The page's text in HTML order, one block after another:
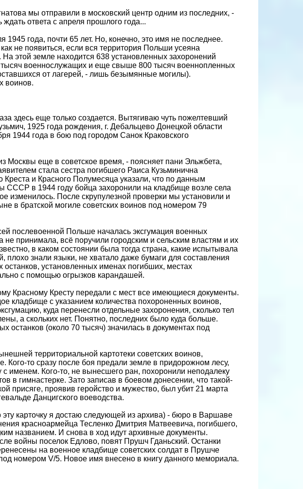
мы отправили в московский центр одним из последних, -
ответа с апреля прошлого года...
1945 года, почти 65 лет. Но, конечно, это имя не последнее.
не появиться, если вся территория Польши усеяна
этой земле находится 638 установленных захоронений
тысяч военнослужащих и еще свыше 800 тысяч военнопленных
от лагерей, - лишь безымянные могилы).
воинов.
здесь еще только создается. Вытягиваю чуть пожелтевший
1925 года рождения, г. Дебальцево Донецкой области
1944 года в бою под городом Санок Краковского
Москвы еще в советское время, - поясняет пани Эльжбета,
стала сестра погибшего Раиса Кузьминична
Креста и Красного Полумесяца указали, что по данным
СССР в 1944 году бойца захоронили на кладбище возле села
изменилось. После скрупулезной проверки мы установили и
в братской могиле советских воинов под номером 79
послевоенной Польше началась эксгумация военных
не принимала, всё поручили городским и сельским властям и их
в каком состоянии была тогда страна, какие испытывала
плохо знали языки, не хватало даже бумаги для составления
установленных именах погибших, местах
с помощью огрызков карандашей.
Красному Кресту передали с мест все имеющиеся документы.
кладбище с указанием количества похороненных воинов,
куда перенесли отдельные захоронения, сколько тел
а скольких нет. Понятно, последних было куда больше.
останков (около 70 тысяч) значилась в документах под
территориальной картотеки советских воинов,
Кого-то сразу после боя предали земле в придорожном лесу,
именем. Кого-то, не вынесшего ран, похоронили неподалеку
в гимнастерке. Зато записав в боевом донесении, что такой-
присяге, проявив геройство и мужество, был убит 21 марта
Данцигского воеводства.
карточку я достаю следующей из архива) - бюро в Варшаве
красноармейца Тесленко Дмитрия Матвеевича, погибшего,
названием. И снова в ход идут архивные документы.
войны поселок Едлово, повят Прушч Гданьский. Останки
на военное кладбище советских солдат в Прушче
номером V/5. Новое имя внесено в книгу данного мемориала.